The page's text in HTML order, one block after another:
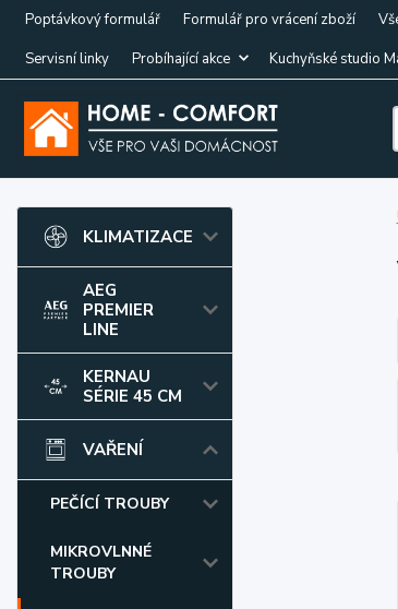
Poptávkový formulář Formulář pro vrácení zboží
Servisní linky
Probíhající akce Kuchyňské studio
KLIMATIZACE
AEG
PREMIER
LINE
KERNAU
SÉRIE 45 CM
VAŘENÍ
PEČÍCÍ TROUBY
MIKROVLNNÉ
TROUBY